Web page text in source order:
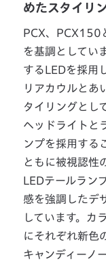
めたスタイリ
PCX、PCX150
を基調としてい
するLEDを採用
リアカウルとあ
タイリングとし
ヘッドライトと
ンプを採用する
ともに被視認性
LEDテールラン
感を強調したデ
しています。カ
にそれぞれ新色
キャンディーノ